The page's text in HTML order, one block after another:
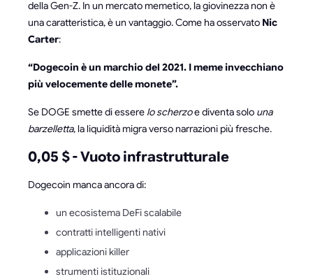
della Gen-Z. In un mercato memetico, la giovinezza non è
una caratteristica, è un vantaggio. Come ha osservato Nic
Carter:
“Dogecoin è un marchio del 2021. I meme invecchiano
più velocemente delle monete”.
Se DOGE smette di essere lo scherzoe diventa solo una
barzelletta, la liquidità migra verso narrazioni più fresche.
0,05 $ - Vuoto infrastrutturale
Dogecoin manca ancora di:
un ecosistema DeFi scalabile
contratti intelligenti nativi
applicazioni killer
strumenti istituzionali